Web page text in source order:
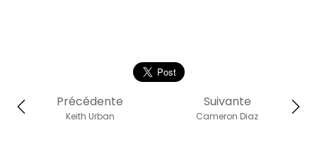
Suivante
Cameron Diaz
Précédente
Keith Urban